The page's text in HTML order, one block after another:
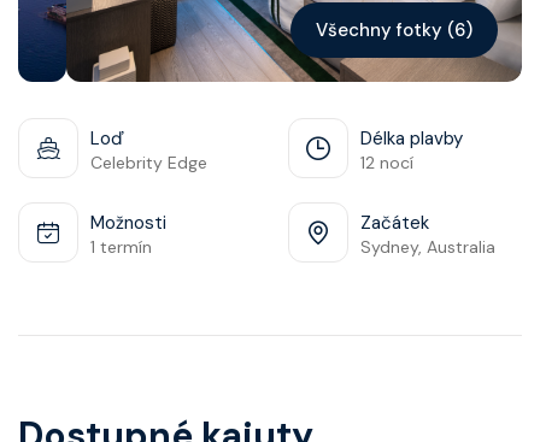
Vyhledat plavbu Všechny fotky (6)
Loď
Celebrity Edge
Délka plavby
12 nocí
Možnosti
1 termín
Začátek
Sydney, Australia